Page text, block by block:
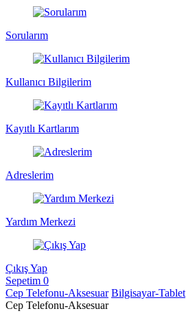
Sorularım
Kullanıcı Bilgilerim
Kayıtlı Kartlarım
Adreslerim
Yardım Merkezi
Çıkış Yap
Sepetim 0
Cep Telefonu-Aksesuar Bilgisayar-Tablet
Cep Telefonu-Aksesuar